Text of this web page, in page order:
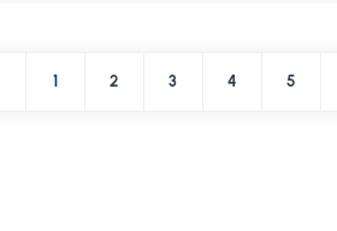
1 2 3 4 5